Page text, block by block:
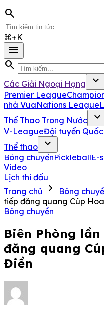
search
⌘+K
menu
search
Các Giải Ngoại Hạng expand_more
Premier League
nhà VuaNations League
Thể Thao Trong Nước
expand_more
V-LeagueĐội tuyển
Thể thao
expand_more
Bóng chuyềnPickleballE-
Video
Lịch thi đấu
Trang chủ
chevron_right Bóng
tiếp đăng quang Cúp
Bóng chuyền
Biên Phòng
đăng quang
Điền